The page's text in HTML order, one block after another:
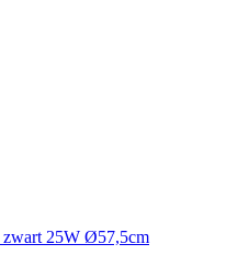
zwart 25W Ø57,5cm